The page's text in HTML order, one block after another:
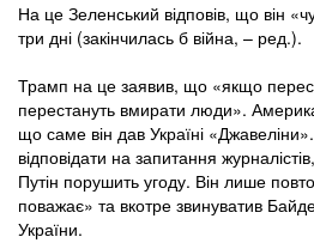
На це Зеленський відповів, що він
три дні (закінчилась б війна, – ред.).
Трамп на це заявив, що «якщо
перестануть вмирати люди».
що саме він дав Україні
відповідати на запитання
Путін порушить угоду. Він лише
поважає» та вкотре звинуватив
України.